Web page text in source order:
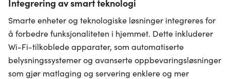
Integrering av smart teknologi
Smarte enheter og teknologiske løsninger integreres for
å forbedre funksjonaliteten i hjemmet. Dette inkluderer
Wi-Fi-tilkoblede apparater, som automatiserte
belysningssystemer og avanserte oppbevaringsløsninger
som gjør matlaging og servering enklere og mer